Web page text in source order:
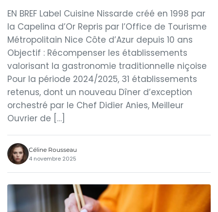
EN BREF Label Cuisine Nissarde créé en 1998 par
la Capelina d’Or Repris par l’Office de Tourisme
Métropolitain Nice Côte d’Azur depuis 10 ans
Objectif : Récompenser les établissements
valorisant la gastronomie traditionnelle niçoise
Pour la période 2024/2025, 31 établissements
retenus, dont un nouveau Dîner d’exception
orchestré par le Chef Didier Anies, Meilleur
Ouvrier de […]
Céline Rousseau
4 novembre 2025